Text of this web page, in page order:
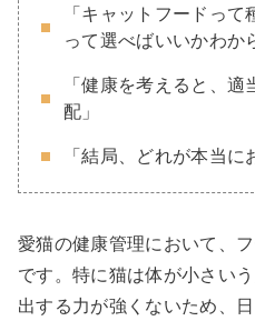
「キャットフードっ
って選べばいいかわか
「健康を考えると、
配」
「結局、どれが本当に
愛猫の健康管理において、
です。特に猫は体が小さい
出する力が強くないため、